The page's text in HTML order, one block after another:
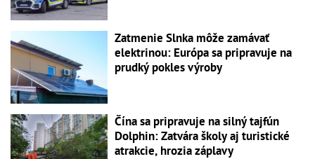
Zatmenie Slnka môže zamávať
elektrinou: Európa sa pripravuje na
prudký pokles výroby
Čína sa pripravuje na silný tajfún
Dolphin: Zatvára školy aj turistické
atrakcie, hrozia záplavy